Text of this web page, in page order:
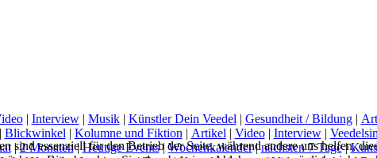
| Interview| Musik| Künstler Dein Veedel | Gesundheit / Bildung|
| Blickwinkel | Kolumne und Fiktion | Artikel | Video| Interview|
|2 Monaten|Heutige Events|Wochenkalender|nächsten 7 Tage|
sind essenziell für den Betrieb der Seite, während andere uns helfen,